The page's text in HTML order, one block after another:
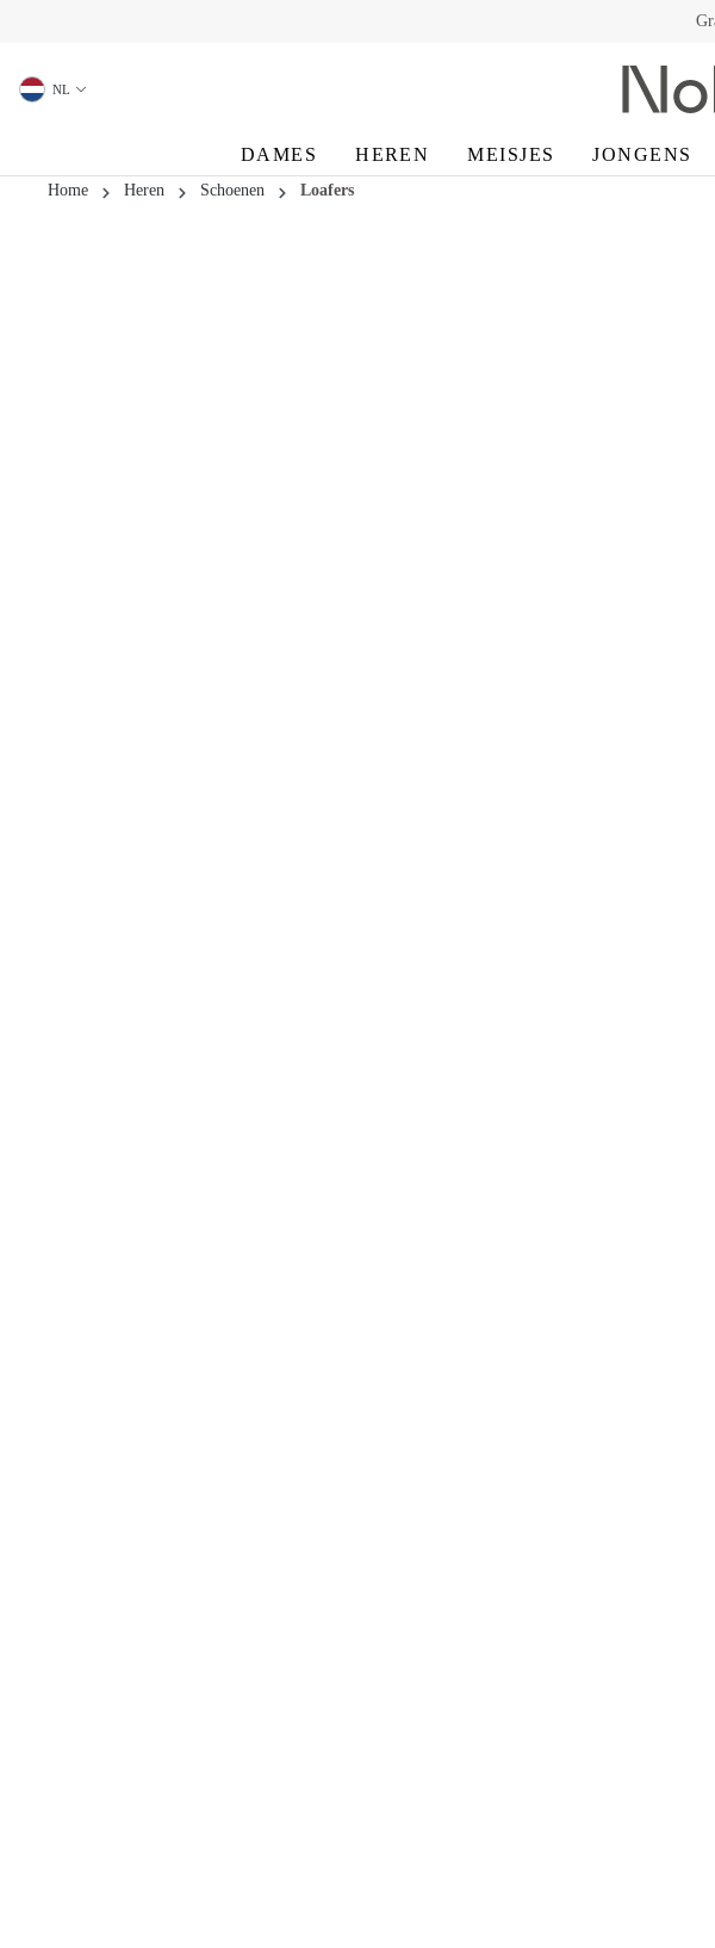
NL
DAMES HEREN MEISJES JONGENS
Home Heren Schoenen Loafers